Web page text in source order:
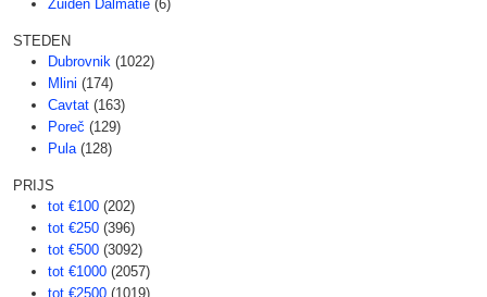
Zuiden Dalmatië (6)
STEDEN
Dubrovnik (1022)
Mlini (174)
Cavtat (163)
Poreč (129)
Pula (128)
PRIJS
tot €100 (202)
tot €250 (396)
tot €500 (3092)
tot €1000 (2057)
tot €2500 (1019)